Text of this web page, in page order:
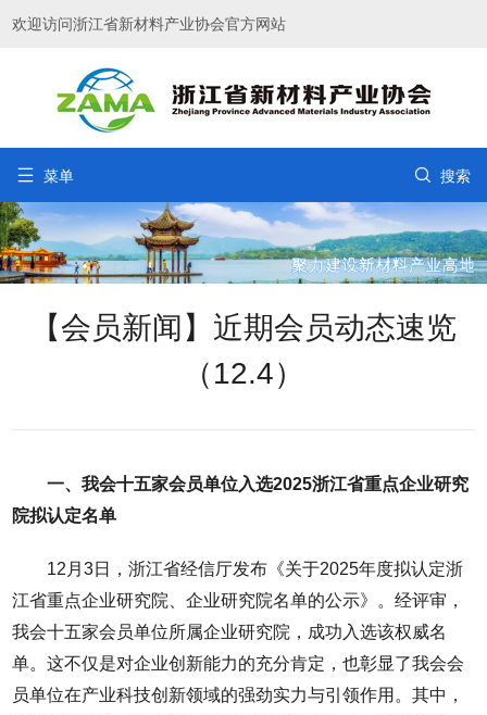
欢迎访问浙江省新材料产业协会官方网站
 菜单  搜索
【会员新闻】近期会员动态速览
（12.4）
一、我会十五家会员单位入选2025浙江省重点企业研究
院拟认定名单
12月3日，浙江省经信厅发布《关于2025年度拟认定浙
江省重点企业研究院、企业研究院名单的公示》。经评审，
我会十五家会员单位所属企业研究院，成功入选该权威名
单。这不仅是对企业创新能力的充分肯定，也彰显了我会会
员单位在产业科技创新领域的强劲实力与引领作用。其中，